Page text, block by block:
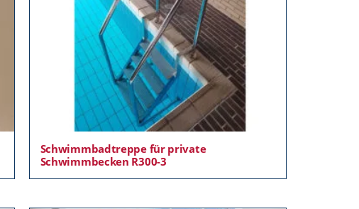
Schwimmbadtreppe für private
Schwimmbecken R300-3